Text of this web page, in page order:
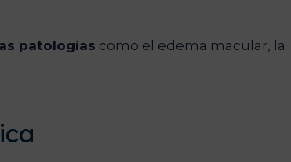
patologías como el edema macular, la